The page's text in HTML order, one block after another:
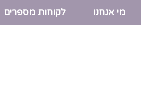
מי אנחנו לקוחות מספרים